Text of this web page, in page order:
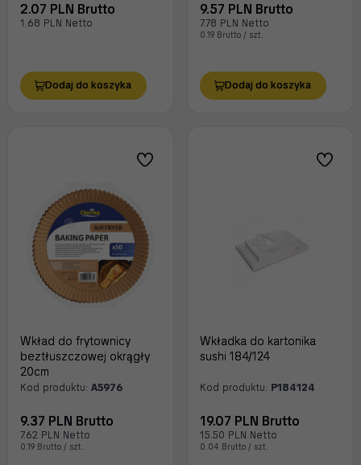
2.07 PLN Brutto
1.68 PLN Netto
Dodaj do koszyka
9.57 PLN Brutto
7.78 PLN Netto
0.19 Brutto / szt.
Dodaj do koszyka
Wkład do frytownicy
beztłuszczowej okrągły
20cm
Kod produktu: A5976
9.37 PLN Brutto
7.62 PLN Netto
0.19 Brutto / szt.
Wkładka do kartonika
sushi 184/124
Kod produktu: P184124
19.07 PLN Brutto
15.50 PLN Netto
0.04 Brutto / szt.